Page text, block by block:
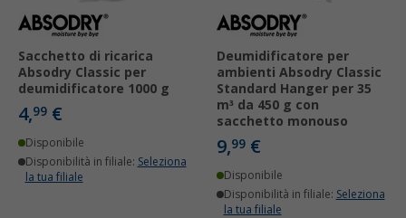
Sacchetto di ricarica
Absodry Classic per
deumidificatore 1000 g
4,99 €
Disponibile
Disponibilità in filiale: Seleziona
la tua filiale
Deumidificatore per
ambienti Absodry Classic
Standard Hanger per 35
m³ da 450 g con
sacchetto monouso
9,99 €
Disponibile
Disponibilità in filiale: Seleziona
la tua filiale